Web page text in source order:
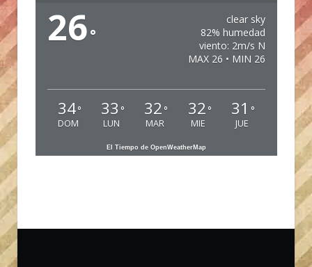
26°
clear sky
82% humedad
viento: 2m/s N
MAX 26 • MIN 26
34°
DOM
33 °
LUN
32 °
MAR
32 °
MIE
31 °
JUE
El Tiempo de OpenWeatherMap